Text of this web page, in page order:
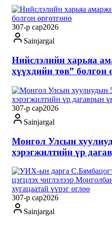
307-р сар2026
Sainjargal
Нийслэлийн харьяа
хүүхдийн төв” болгон
307-р сар2026
Sainjargal
Монгол Улсын
хэрэгжилтийн үр
307-р сар2026
Sainjargal